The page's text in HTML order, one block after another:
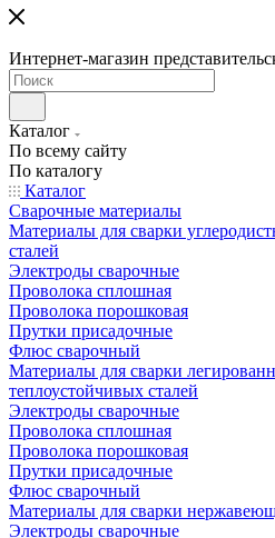
Интернет-магазин
Каталог
По всему сайту
По каталогу
Каталог
Сварочные материалы
Материалы для сварки
сталей
Электроды сварочные
Проволока сплошная
Проволока порошковая
Прутки присадочные
Флюс сварочный
Материалы для сварки
теплоустойчивых сталей
Электроды сварочные
Проволока сплошная
Проволока порошковая
Прутки присадочные
Флюс сварочный
Материалы для сварки
Электроды сварочные